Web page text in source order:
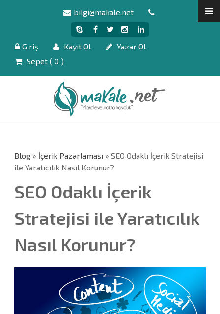
bilgi@makale.net
Giriş Kayıt Ol
Yazar Ol
Sepet ( 0 )
Blog » İçerik Pazarlaması » SEO Odaklı İçerik Stratejisi
ile Yaratıcılık Nasıl Korunur?
SEO Odaklı İçerik
Stratejisi ile Yaratıcılık
Nasıl Korunur?